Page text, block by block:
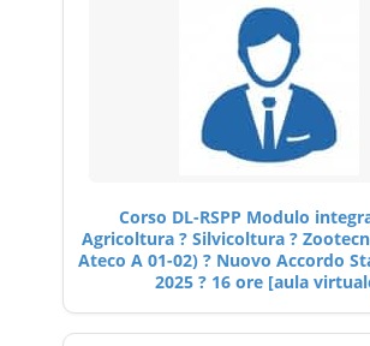
Corso DL-RSPP Modulo
Agricoltura ? Silvicoltura ?
Ateco A 01-02) ? Nuovo Accordo
2025 ? 16 ore [aula